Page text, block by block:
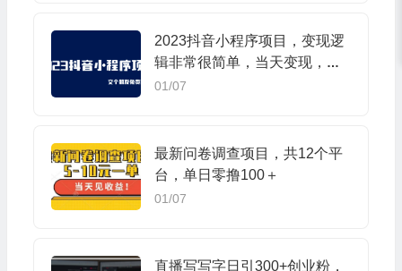
2023抖音小程序项目，变现逻
辑非常很简单，当天变现，次
日提现
01/07
最新问卷调查项目，共12个平
台，单日零撸100＋
01/07
直播写写字日引300+创业粉，